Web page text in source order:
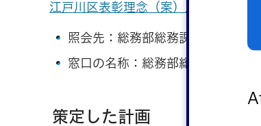
江戸川区表彰理念（案）及び江戸川
照会先：総務部総務課総務係
窓口の名称：総務部総務課総務係
策定した計画